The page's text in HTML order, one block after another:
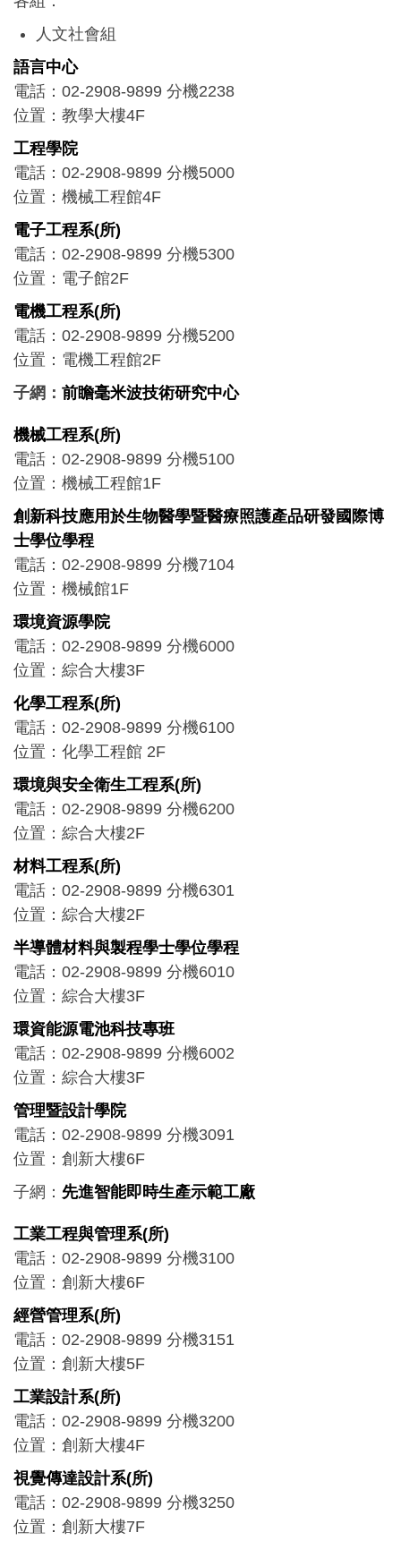
人文社會組
外文組
自然科學組
體育組
語言中心
電話：02-2908-9899 分機2238
位置：教學大樓4F
工程學院
電話：02-2908-9899 分機5000
位置：機械工程館4F
電子工程系(所)
電話：02-2908-9899 分機5300
位置：電子館2F
電機工程系(所)
電話：02-2908-9899 分機5200
位置：電機工程館2F
子網： 前瞻毫米波技術研究中心
機械工程系(所)
電話：02-2908-9899 分機5100
位置：機械工程館1F
創新科技應用於生物醫學暨醫療照護產品研發國際博
士學位學程
電話：02-2908-9899 分機7104
位置：機械館1F
環境資源學院
電話：02-2908-9899 分機6000
位置：綜合大樓3F
化學工程系(所)
電話：02-2908-9899 分機6100
位置：化學工程館 2F
環境與安全衛生工程系(所)
電話：02-2908-9899 分機6200
位置：綜合大樓2F
材料工程系(所)
電話：02-2908-9899 分機6301
位置：綜合大樓2F
半導體材料與製程學士學位學程
電話：02-2908-9899 分機6010
位置：綜合大樓3F
環資能源電池科技專班
電話：02-2908-9899 分機6002
位置：綜合大樓3F
管理暨設計學院
電話：02-2908-9899 分機3091
位置：創新大樓6F
子網： 先進智能即時生產示範工廠
工業工程與管理系(所)
電話：02-2908-9899 分機3100
位置：創新大樓6F
經營管理系(所)
電話：02-2908-9899 分機3151
位置：創新大樓5F
工業設計系(所)
電話：02-2908-9899 分機3200
位置：創新大樓4F
視覺傳達設計系(所)
電話：02-2908-9899 分機3250
位置：創新大樓7F